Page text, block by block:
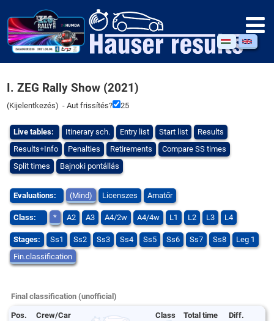
I. ZEG Rally Show (2021)
(Kijelentkezés) - Aut frissítés? 25
Live tables: Itinerary sch. Entry list Start list
Results
Results+Info
Penalties Retirements
Compare SS times
Split times
Bajnoki pontállás
Evaluations: (Mind) Licenszes Amatőr
Class: * A2 A3 A4/2w A4/4w L1 L2 L3 L4
Stages: Ss1 Ss2 Ss3 Ss4 Ss5 Ss6 Ss7 Ss8
Leg 1
Fin.classification
Final classification (unofficial)
Pos. Crew/Car Class Total time Diff.